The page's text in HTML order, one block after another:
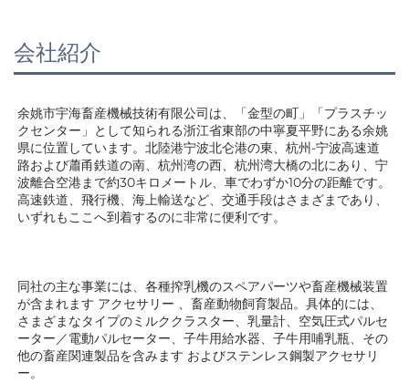
会社紹介
余姚市宇海畜産機械技術有限公司は、「金型の町」「プラスチッ
クセンター」として知られる浙江省東部の中寧夏平野にある余姚
県に位置しています。北陸港宁波北仑港の東、杭州-宁波高速道
路および蕭甬鉄道の南、杭州湾の西、杭州湾大橋の北にあり、宁
波離合空港まで約30キロメートル、車でわずか10分の距離です。
高速鉄道、飛行機、海上輸送など、交通手段はさまざまであり、
いずれもここへ到着するのに非常に便利です。
同社の主な事業には、各種搾乳機のスペアパーツや畜産機械装置
が含まれます アクセサリー 、畜産動物飼育製品。具体的には、
さまざまなタイプのミルククラスター、乳量計、空気圧式パルセ
ーター／電動パルセーター、子牛用給水器、子牛用哺乳瓶、その
他の畜産関連製品を含みます およびステンレス鋼製アクセサリ
ー。